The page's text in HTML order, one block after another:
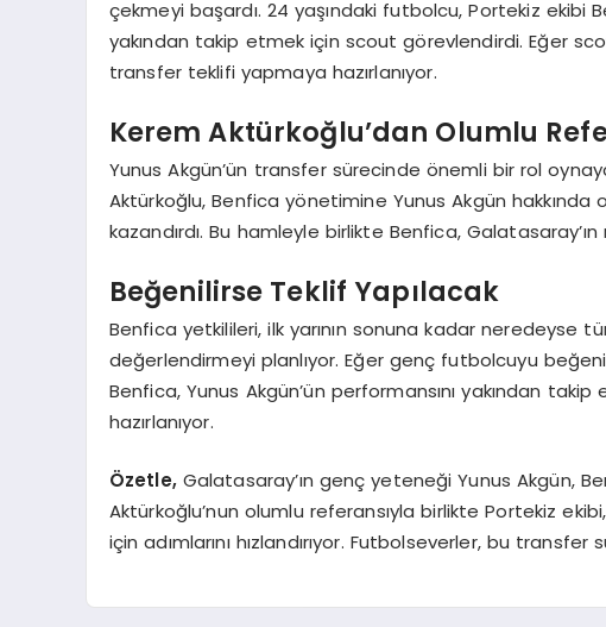
çekmeyi başardı. 24 yaşındaki futbolcu, Portekiz ekibi
yakından takip etmek için scout görevlendirdi. Eğer
transfer teklifi yapmaya hazırlanıyor.
Kerem Aktürkoğlu’dan Olumlu
Yunus Akgün’ün transfer sürecinde önemli bir rol
Aktürkoğlu, Benfica yönetimine Yunus Akgün
kazandırdı. Bu hamleyle birlikte Benfica,
Beğenilirse Teklif Yapılacak
Benfica yetkilileri, ilk yarının sonuna kadar neredeyse
değerlendirmeyi planlıyor. Eğer genç futbolcuyu
Benfica, Yunus Akgün’ün performansını yakından
hazırlanıyor.
Özetle,Galatasaray’ın genç yeteneği Yunus Akgün,
Aktürkoğlu’nun olumlu referansıyla birlikte Portekiz
için adımlarını hızlandırıyor. Futbolseverler, bu